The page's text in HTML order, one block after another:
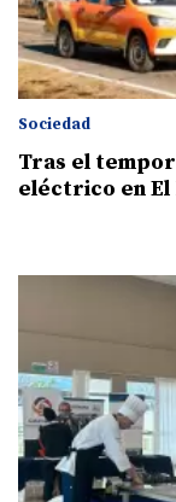
Sociedad
Tras el
eléctrico en El